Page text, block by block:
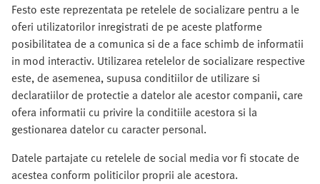
Festo este reprezentata pe retelele de socializare pentru a le
oferi utilizatorilor inregistrati de pe aceste platforme
posibilitatea de a comunica si de a face schimb de informatii
in mod interactiv. Utilizarea retelelor de socializare respective
este, de asemenea, supusa conditiilor de utilizare si
declaratiilor de protectie a datelor ale acestor companii, care
ofera informatii cu privire la conditiile acestora si la
gestionarea datelor cu caracter personal.
Datele partajate cu retelele de social media vor fi stocate de
acestea conform politicilor proprii ale acestora.